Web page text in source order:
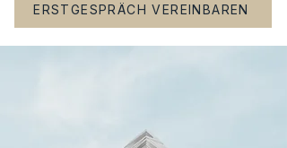
ERSTGESPRÄCH VEREINBAREN